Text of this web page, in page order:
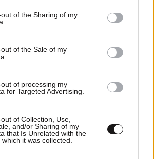
visit or usage behaviour. You may click to
to Google and its third-party tags to
specified purposes in below Google
of the Sharing of my
of the Sale of my
of processing my
for Targeted Advertising.
of Collection, Use,
and/or Sharing of my
that Is Unrelated with the
it was collected.
ΑΝΑΓΝΩΣΤΏΝ